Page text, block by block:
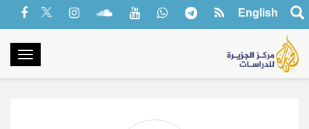
English